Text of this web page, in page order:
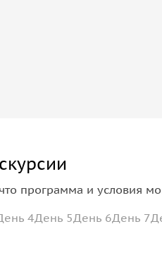
программа и условия
4День 5День 6День 7